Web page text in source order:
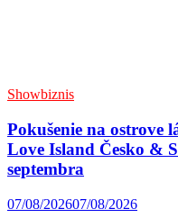
Showbiznis
Pokušenie na ostrove
Love Island Česko &
septembra
07/08/202607/08/2026